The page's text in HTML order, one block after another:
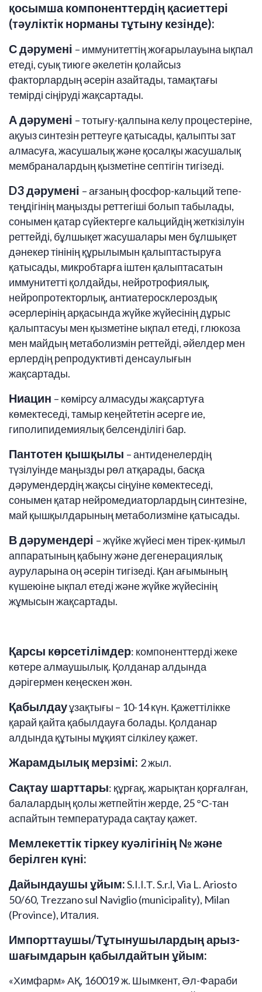
қосымша компоненттердің қасиеттері
(тәуліктік норманы тұтыну кезінде):
С дәрумені – иммунитеттің жоғарылауына ықпал
етеді, суық тиюге әкелетін қолайсыз
факторлардың әсерін азайтады, тамақтағы
темірді сіңіруді жақсартады.
А дәрумені – тотығу-қалпына келу процестеріне,
ақуыз синтезін реттеуге қатысады, қалыпты зат
алмасуға, жасушалық және қосалқы жасушалық
мембраналардың қызметіне септігін тигізеді.
D3 дәрумені – ағзаның фосфор-кальций тепе-
теңдігінің маңызды реттегіші болып табылады,
сонымен қатар сүйектерге кальцийдің жеткізілуін
реттейді, бұлшықет жасушалары мен бұлшықет
дәнекер тінінің құрылымын қалыптастыруға
қатысады, микробтарға іштен қалыптасатын
иммунитетті қолдайды, нейротрофиялық,
нейропротекторлық, антиатеросклероздық
әсерлерінің арқасында жүйке жүйесінің дұрыс
қалыптасуы мен қызметіне ықпал етеді, глюкоза
мен майдың метаболизмін реттейді, әйелдер мен
ерлердің репродуктивті денсаулығын
жақсартады.
Ниацин – көмірсу алмасуды жақсартуға
көмектеседі, тамыр кеңейтетін әсерге ие,
гиполипидемиялық белсенділігі бар.
Пантотен қышқылы – антиденелердің
түзілуінде маңызды рөл атқарады, басқа
дәрумендердің жақсы сіңуіне көмектеседі,
сонымен қатар нейромедиаторлардың синтезіне,
май қышқылдарының метаболизміне қатысады.
В дәрумендері – жүйке жүйесі мен тірек-қимыл
аппаратының қабыну және дегенерациялық
ауруларына оң әсерін тигізеді. Қан ағымының
күшеюіне ықпал етеді және жүйке жүйесінің
жұмысын жақсартады.
Қарсы көрсетілімдер: компоненттерді жеке
көтере алмаушылық. Қолданар алдында
дәрігермен кеңескен жөн.
Қабылдауұзақтығы – 10-14 күн. Қажеттілікке
қарай қайта қабылдауға болады. Қолданар
алдында құтыны мұқият сілкілеу қажет.
Жарамдылық мерзімі: 2 жыл.
Сақтау шарттары: құрғақ, жарықтан қорғалған,
балалардың қолы жетпейтін жерде, 25 °С-тан
аспайтын температурада сақтау қажет.
Мемлекеттік тіркеу куәлігінің № және
берілген күні:
Дайындаушы ұйым:S.I.I.Т. S.r.l, Via L. Ariosto
50/60, Trezzano sul Naviglio (municipality), Milan
(Province), Италия.
Импорттаушы/Тұтынушылардың арыз-
шағымдарын қабылдайтын ұйым:
«Химфарм» АҚ, 160019 ж. Шымкент, Әл-Фараби